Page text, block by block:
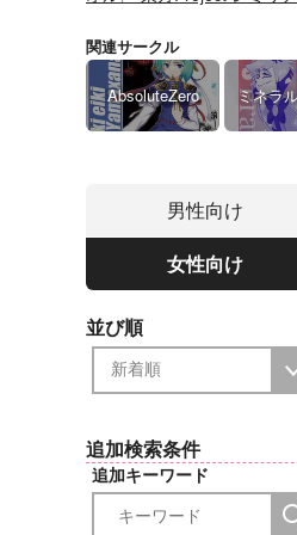
関連サークル
AbsoluteZero ミネラ
男性向け
女性向け
並び順
追加検索条件
追加キーワード